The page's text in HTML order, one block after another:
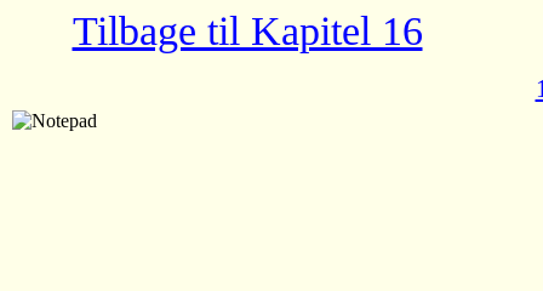
Tilbage til Kapitel 16